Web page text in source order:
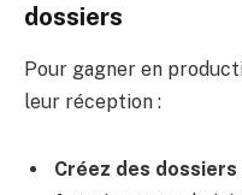
dossiers
Pour gagner en
leur réception :
Créez des